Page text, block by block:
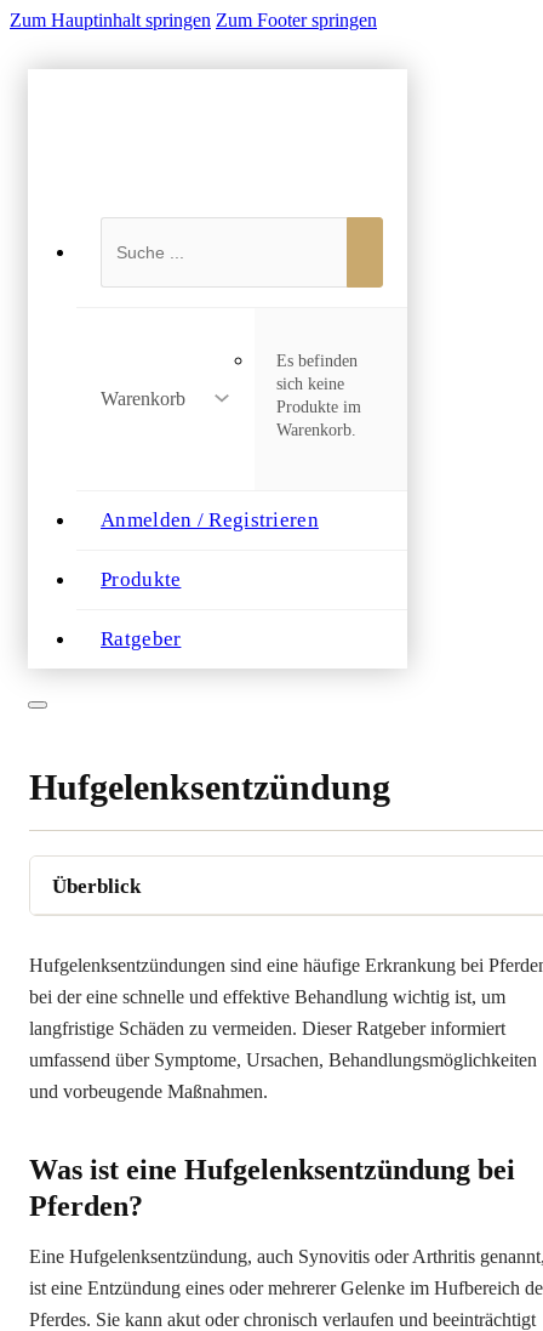
Zum Hauptinhalt springen Zum Footer springen
Suchen
Warenkorb
Es befinden
sich keine
Produkte im
Warenkorb.
Anmelden / Registrieren
Produkte
Ratgeber
Hufgelenksentzündung
Hufgelenksentzündungen sind eine häufige Erkrankung bei
bei der eine schnelle und effektive Behandlung wichtig ist, um
langfristige Schäden zu vermeiden. Dieser Ratgeber informiert
umfassend über Symptome, Ursachen, Behandlungsmöglichkeiten
und vorbeugende Maßnahmen.
Was ist eine Hufgelenksentzündung bei
Pferden?
Eine Hufgelenksentzündung, auch Synovitis oder Arthritis
ist eine Entzündung eines oder mehrerer Gelenke im Hufbereich
Pferdes. Sie kann akut oder chronisch verlaufen und beeinträchtigt